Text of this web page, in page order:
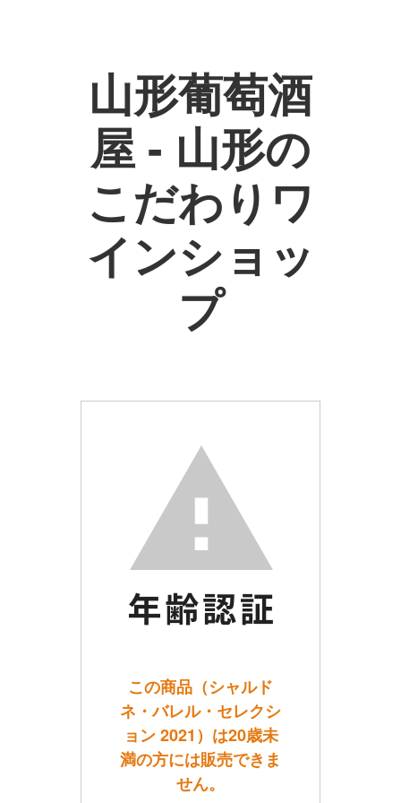
山形葡萄酒
屋 - 山形の
こだわりワ
インショッ
プ
この商品（シャルド
ネ・バレル・セレクシ
ョン 2021）は20歳未
満の方には販売できま
せん。